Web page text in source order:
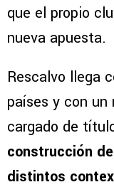
que el propio
nueva apuesta.
Rescalvo llega
países y con un
cargado de
construcción
distintos